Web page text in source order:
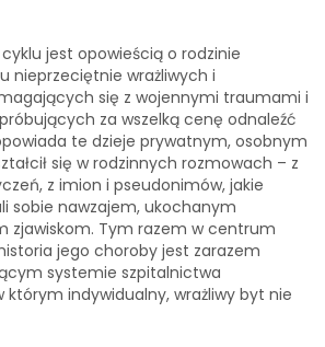
jest opowieścią o rodzinie
nieprzeciętnie wrażliwych i
się z wojennymi traumami i
za wszelką cenę odnaleźć
te dzieje prywatnym, osobnym
się w rodzinnych rozmowach – z
z imion i pseudonimów, jakie
sobie nawzajem, ukochanym
zjawiskom. Tym razem w centrum
jego choroby jest zarazem
systemie szpitalnictwa
indywidualny, wrażliwy byt nie